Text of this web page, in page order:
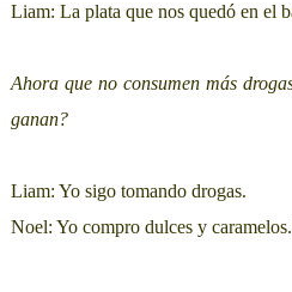
Liam: La plata que nos quedó en el
Ahora que no consumen más
ganan?
Liam: Yo sigo tomando drogas.
Noel: Yo compro dulces y